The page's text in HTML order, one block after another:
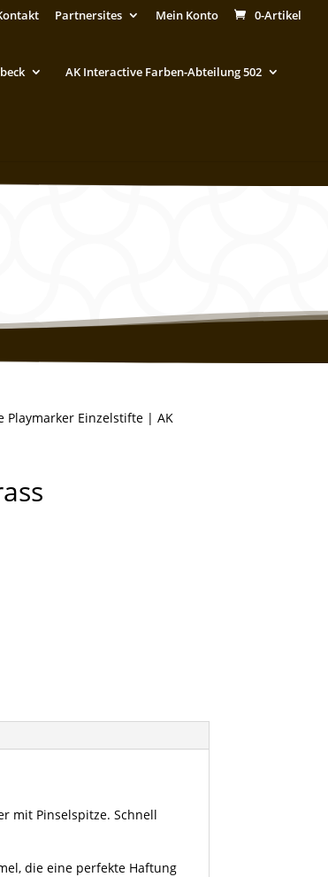
Partnersites Mein Konto 0-Artikel
AK Interactive Farben-Abteilung 502
Playmarker Einzelstifte | AK
mit Pinselspitze. Schnell
die eine perfekte Haftung